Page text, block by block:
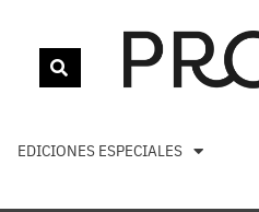
EDICIONES ESPECIALES